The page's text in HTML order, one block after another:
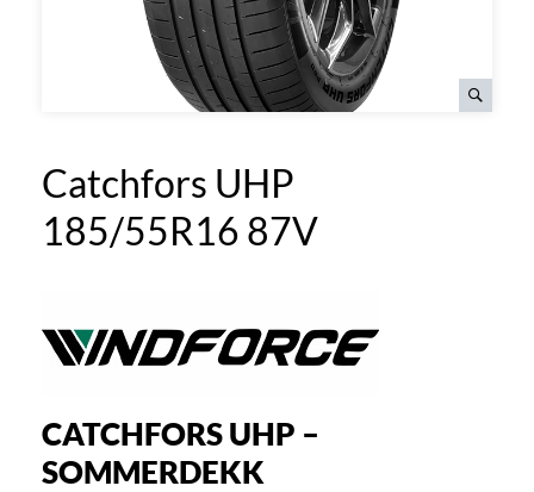
Catchfors UHP
185/55R16 87V
CATCHFORS UHP –
SOMMERDEKK